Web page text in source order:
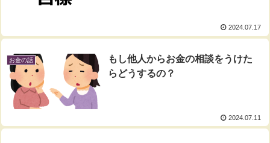
2024.07.17
お金の話
もし他人からお金の相談をうけた
らどうするの？
2024.07.11